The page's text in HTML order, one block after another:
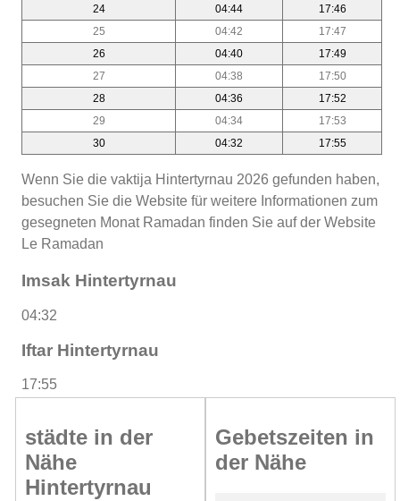
24
04:44
17:46
25
04:42
17:47
26
04:40
17:49
27
04:38
17:50
28
04:36
17:52
29
04:34
17:53
30
04:32 17:55
Wenn Sie die vaktija Hintertyrnau 2026 gefunden haben,
besuchen Sie die Website für weitere Informationen zum
gesegneten Monat Ramadan finden Sie auf der Website
Le Ramadan
Imsak Hintertyrnau
04:32
Iftar Hintertyrnau
17:55
städte in der
Nähe
Hintertyrnau
Gebetszeiten in
der Nähe